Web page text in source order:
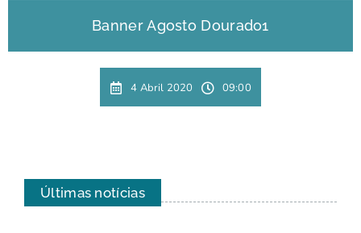
Banner Agosto Dourado1
4 Abril 2020 09:00
Últimas notícias